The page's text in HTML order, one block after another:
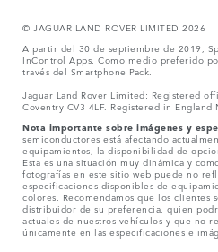
© JAGUAR LAND ROVER LIMITED 2026
A partir del 30 de septiembre de 2019,
InControl Apps. Como medio preferido
través del Smartphone Pack.
Jaguar Land Rover Limited: Registered
Coventry CV3 4LF. Registered in England
Nota importante sobre imágenes y
semiconductores está afectando
equipamientos, la disponibilidad de
Esta es una situación muy dinámica y
fotografías en este sitio web puede no
especificaciones disponibles de
colores. Recomendamos que los clientes
distribuidor de su preferencia, quien
actuales de nuestros vehículos y que no
únicamente en las especificaciones e